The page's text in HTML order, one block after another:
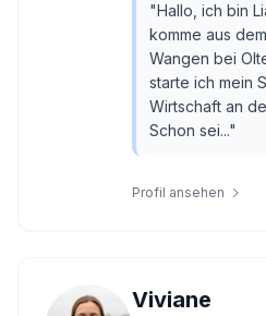
"Hallo, ich bin
komme aus
Wangen bei
starte ich mein
Wirtschaft an
Schon sei..."
Profil ansehen
Viviane